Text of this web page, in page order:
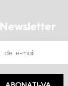
Newsletter
ABONATI-VA